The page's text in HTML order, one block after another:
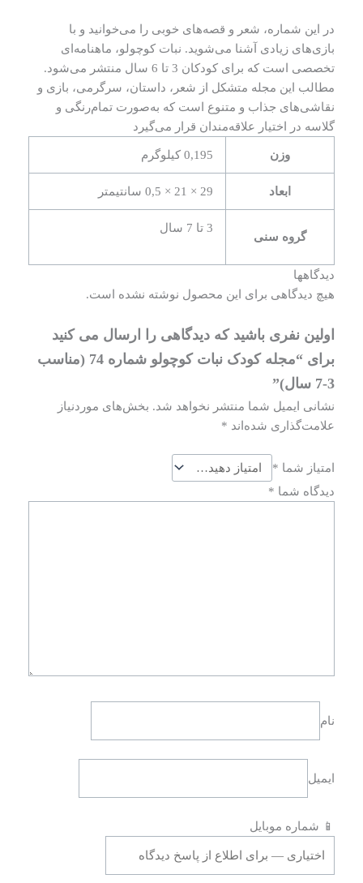
در این شماره، شعر و قصه‌های خوبی را می‌خوانید و با
بازی‌های زیادی آشنا می‌شوید. نبات کوچولو، ماهنامه‌ای
تخصصی است که برای کودکان 3 تا 6 سال منتشر می‌شود.
مطالب این مجله متشکل از شعر، داستان، سرگرمی، بازی و
نقاشی‌های جذاب و متنوع است که به‌صورت تمام‌رنگی و
گلاسه در اختیار علاقه‌مندان قرار می‌گیرد
وزن 0,195 کیلوگرم
ابعاد 29 × 21 × 0,5 سانتیمتر
گروه سنی
3 تا 7 سال
دیدگاهها
هیچ دیدگاهی برای این محصول نوشته نشده است.
اولین نفری باشید که دیدگاهی را ارسال می کنید
برای “مجله کودک نبات کوچولو شماره 74 (مناسب
3-7 سال)”
نشانی ایمیل شما منتشر نخواهد شد. بخش‌های موردنیاز
علامت‌گذاری شده‌اند *
امتیاز شما *
دیدگاه شما *
نام
ایمیل
📱 شماره موبایل